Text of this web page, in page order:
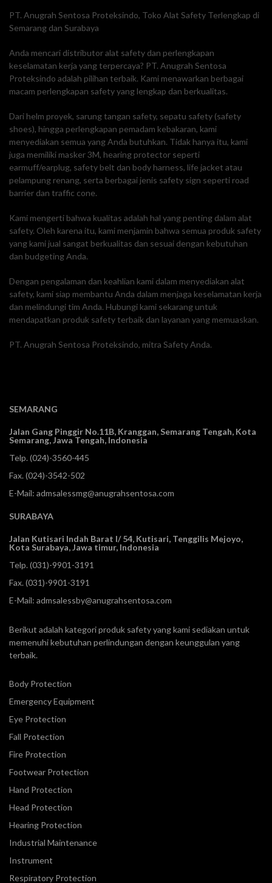
PT. Anugrah Sentosa Proteksindo, Toko Alat Safety Terlengkap di
Semarang dan Surabaya
Anda mencari distributor alat safety dan perlengkapan
keselamatan kerja yang terpercaya? PT. Anugrah Sentosa
Proteksindo adalah pilihan terbaik. Kami menawarkan berbagai
macam perlengkapan safety yang lengkap dan berkualitas.
Dari helm proyek, sarung tangan safety, sepatu safety (safety
shoes), hingga perlengkapan pemadam kebakaran, kami
menyediakan semua yang Anda butuhkan. Tidak hanya itu, kami
juga memiliki masker 3M, hearing protector seperti
earmuff/earplug, safety belt dan body harness, life jacket atau
pelampung renang, serta berbagai jenis safety sign seperti road
barrier dan traffic cone.
Kami mengerti bahwa kualitas adalah hal yang penting dalam alat
safety. Oleh karena itu, kami menjamin bahwa semua produk safety
yang kami jual sangat berkualitas dan sesuai dengan kebutuhan
dan budgeting Anda.
Dengan pengalaman dan keahlian kami dalam menyediakan alat
safety, kami siap membantu Anda dalam menjaga keselamatan kerja
dan melindungi tim Anda. Hubungi kami sekarang untuk
mendapatkan produk safety terbaik dan layanan yang memuaskan.
PT. Anugrah Sentosa Proteksindo, mitra Safety Anda.
SEMARANG
Jalan Gang Pinggir No.11B, Kranggan,Semarang Tengah, Kota
Semarang, Jawa Tengah, Indonesia
Telp. (024)-3560-445
Fax. (024)-3542-502
E-Mail: admsalessmg@anugrahsentosa.com
SURABAYA
Jalan Kutisari Indah Barat I/ 54, Kutisari, Tenggilis Mejoyo,
Kota Surabaya, Jawa timur, Indonesia
Telp. (031)-9901-3191
Fax. (031)-9901-3191
E-Mail: admsalessby@anugrahsentosa.com
Berikut adalah kategori produk safety yang kami sediakan untuk
memenuhi kebutuhan perlindungan dengan keunggulan yang
terbaik.
Body Protection
Emergency Equipment
Eye Protection
Fall Protection
Fire Protection
Footwear Protection
Hand Protection
Head Protection
Hearing Protection
Industrial Maintenance
Instrument
Respiratory Protection